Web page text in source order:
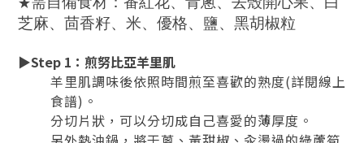
★
芝麻、茴香籽、米、優格、鹽、黑胡椒粒
▶Step 1 ：煎努比亞羊里肌
羊里肌調味後依照時間煎至喜歡的熟度(詳閱線上
食譜)。
分切片狀，可以分切成自己喜愛的薄厚度。